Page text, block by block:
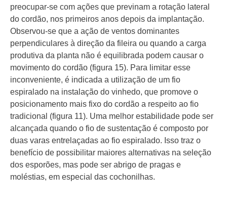
preocupar-se com ações que previnam a rotação lateral
do cordão, nos primeiros anos depois da implantação.
Observou-se que a ação de ventos dominantes
perpendiculares à direção da fileira ou quando a carga
produtiva da planta não é equilibrada podem causar o
movimento do cordão (figura 15). Para limitar esse
inconveniente, é indicada a utilização de um fio
espiralado na instalação do vinhedo, que promove o
posicionamento mais fixo do cordão a respeito ao fio
tradicional (figura 11). Uma melhor estabilidade pode ser
alcançada quando o fio de sustentação é composto por
duas varas entrelaçadas ao fio espiralado. Isso traz o
benefício de possibilitar maiores alternativas na seleção
dos esporões, mas pode ser abrigo de pragas e
moléstias, em especial das cochonilhas.